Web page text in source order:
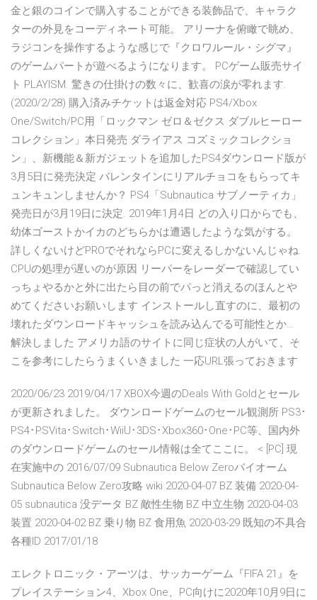
金と銀のコインで購入することができる装飾品で、キャラク
ターの外見をコーディネート可能。 アリーナを俯瞰で眺め、
ラジコンを操作するような感じで『クロワルール・シグマ』
のゲームパートが遊べるようになります。 PCゲーム販売サイ
ト PLAYISM. 驚きの仕掛けの数々に、歓喜の涙が零れます.
(2020/2/28) 購入済みチケットは返金対応 PS4/Xbox
One/Switch/PC用「ロックマン ゼロ＆ゼクス ダブルヒーロー
コレクション」本日発売 ダライアス コズミックコレクショ
ン」、新機能＆新ガジェットを追加したPS4ダウンロード版が
3月5日に発売決定 バレンタインにリアルチョコをもらってキ
ュンキュンしませんか？ PS4「Subnautica サブノーティカ」
発売日が3月19日に決定. 2019年1月4日 どの入り口からでも、
幼体ゴーストかイカのどちらかは遭遇したような気がする。
詳しくないけどPROでそれならPCに変えるしかないんじゃね.
CPUの処理が遅いのが原因 リーパーをレーダーで確認してい
っちょやるかと外に出たら目の前でパっと消えるのほんとや
めてくださいお願いします インストールし直すのに、最初の
壊れたダウンロードキャッシュを読み込んでる可能性とか…
解決しました アメリカ語のサイトに同じ症状の人がいて、そ
こを参考にしたらうまくいきました 一応URL張っておきます
2020/06/23 2019/04/17 XBOX今週のDeals With Goldとセール
が更新されました。 ダウンロードゲームのセール観測所 PS3･
PS4･PSVita･Switch･WiiU･3DS･Xbox360･One･PC等、国内外
のダウンロードゲームのセール情報は全てここに。 < [PC] 現
在実施中の 2016/07/09 Subnautica Below Zeroバイオーム
Subnautica Below Zero攻略 wiki 2020-04-07 BZ 装備 2020-04-
05 subnautica 没データ BZ 敵性生物 BZ 中立生物 2020-04-03
装置 2020-04-02 BZ 乗り物 BZ 食用魚 2020-03-29 既知の不具合
各種ID 2017/01/18
エレクトロニック・アーツは、サッカーゲーム『FIFA 21』を
プレイステーション4、Xbox One、PC向けに2020年10月9日に